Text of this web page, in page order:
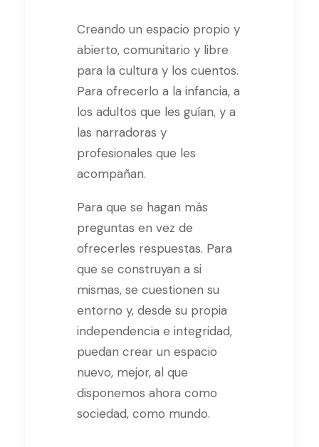
Creando un espacio propio y
abierto, comunitario y libre
para la cultura y los cuentos.
Para ofrecerlo a la infancia, a
los adultos que les guían, y a
las narradoras y
profesionales que les
acompañan.
Para que se hagan más
preguntas en vez de
ofrecerles respuestas. Para
que se construyan a si
mismas, se cuestionen su
entorno y, desde su propia
independencia e integridad,
puedan crear un espacio
nuevo, mejor, al que
disponemos ahora como
sociedad, como mundo.